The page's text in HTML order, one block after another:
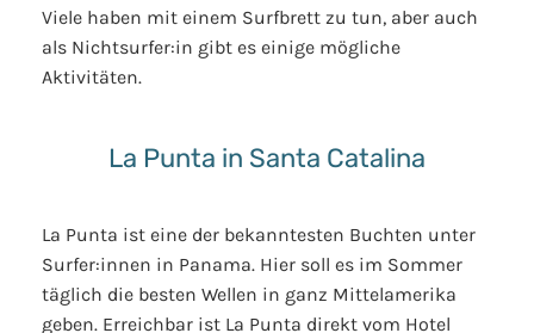
Viele haben mit einem Surfbrett zu tun, aber auch
als Nichtsurfer:in gibt es einige mögliche
Aktivitäten.
La Punta in Santa Catalina
La Punta ist eine der bekanntesten Buchten unter
Surfer:innen in Panama. Hier soll es im Sommer
täglich die besten Wellen in ganz Mittelamerika
geben. Erreichbar ist La Punta direkt vom Hotel